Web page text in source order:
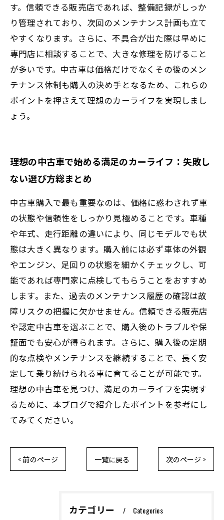
す。信頼できる販売店であれば、整備記録がしっか
り管理されており、次回のメンテナンス計画も立て
やすくなります。さらに、不具合が出た際は早めに
専門店に相談することで、大きな修理を防げること
が多いです。中古車は価格だけでなくその後のメン
テナンス体制も購入の決め手となるため、これらの
ポイントを押さえて理想のカーライフを実現しまし
ょう。
理想の中古車で始める満足のカーライフ：失敗し
ない選び方総まとめ
中古車購入で最も重要なのは、価格に惑わされず車
の状態や信頼性をしっかり見極めることです。車種
や年式、走行距離の違いにより、同じモデルでも状
態は大きく異なります。購入前には必ず車体の外観
やエンジン、足回りの状態を細かくチェックし、可
能であれば専門家に点検してもらうことをおすすめ
します。また、過去のメンテナンス履歴の確認は故
障リスクの把握に欠かせません。信頼できる販売店
や認定中古車を選ぶことで、購入後のトラブルや保
証面でも安心が得られます。さらに、購入後の定期
的な点検やメンテナンスを継続することで、長く安
定して乗り続けられる車に育てることが可能です。
理想の中古車を見つけ、満足のカーライフを実現す
るために、本ブログで紹介したポイントを参考にし
てみてください。
< 前のページ 一覧に戻る 次のページ >
カテゴリー Categories